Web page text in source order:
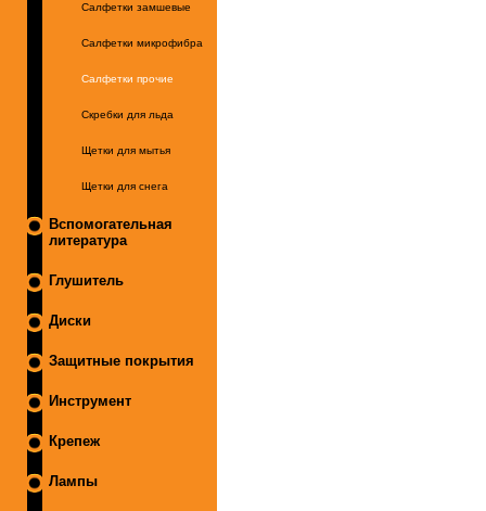
Салфетки замшевые
Салфетки микрофибра
Салфетки прочие
Скребки для льда
Щетки для мытья
Щетки для снега
Вспомогательная
литература
Глушитель
Диски
Защитные покрытия
Инструмент
Крепеж
Лампы